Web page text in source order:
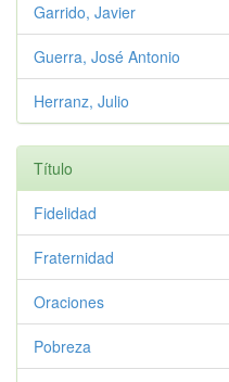
Garrido, Javier
Guerra, José Antonio
Herranz, Julio
Título
Fidelidad
Fraternidad
Oraciones
Pobreza